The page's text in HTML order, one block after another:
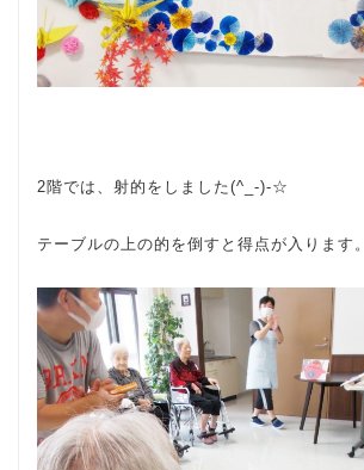
2階では、射的をしました(^_-)-☆
テーブルの上の的を倒すと得点が入ります。